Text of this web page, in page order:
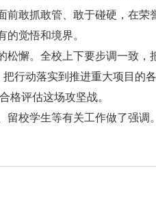
前敢抓敢管、敢于碰硬，在荣
觉悟和境界。
懈。全校上下要步调一致，
行动落实到推进重大项目的
格评估这场攻坚战。
校学生等有关工作做了强调